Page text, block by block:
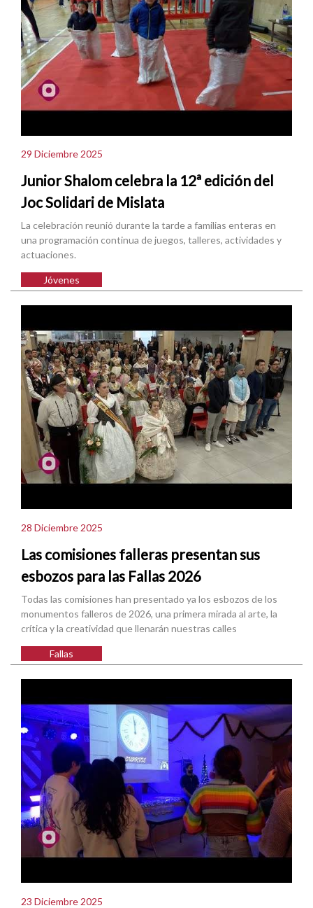
29 Diciembre 2025
Junior Shalom celebra la 12ª edición del
Joc Solidari de Mislata
La celebración reunió durante la tarde a familias enteras en
una programación continua de juegos, talleres, actividades y
actuaciones.
Jóvenes
28 Diciembre 2025
Las comisiones falleras presentan sus
esbozos para las Fallas 2026
Todas las comisiones han presentado ya los esbozos de los
monumentos falleros de 2026, una primera mirada al arte, la
crítica y la creatividad que llenarán nuestras calles
Fallas
23 Diciembre 2025